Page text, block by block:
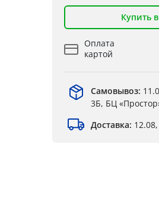
Купить
Оплата
картой
Самовывоз:
3Б, БЦ
Доставка: 12.08,